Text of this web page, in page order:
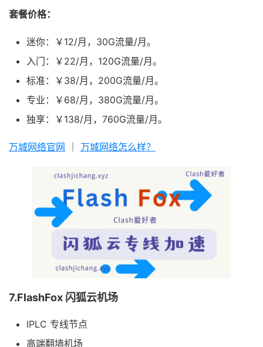
套餐价格：
迷你：￥12/月，30G流量/月。
入门：￥22/月，120G流量/月。
标准：￥38/月，200G流量/月。
专业：￥68/月，380G流量/月。
独享：￥138/月，760G流量/月。
万城网络官网 万城网络怎么样？
7.FlashFox 闪狐云机场
IPLC 专线节点
高端翻墙机场